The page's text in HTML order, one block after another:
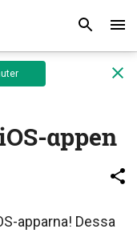
appen
apparna! Dessa